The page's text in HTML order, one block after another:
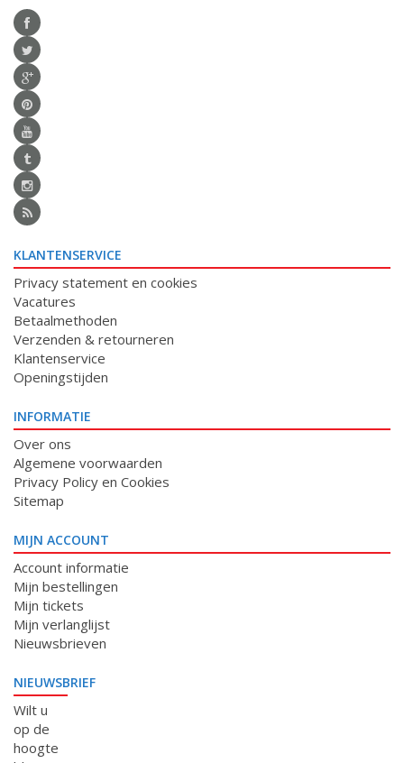
KLANTENSERVICE
Privacy statement en cookies
Vacatures
Betaalmethoden
Verzenden & retourneren
Klantenservice
Openingstijden
INFORMATIE
Over ons
Algemene voorwaarden
Privacy Policy en Cookies
Sitemap
MIJN ACCOUNT
Account informatie
Mijn bestellingen
Mijn tickets
Mijn verlanglijst
Nieuwsbrieven
NIEUWSBRIEF
Wilt u
op de
hoogte